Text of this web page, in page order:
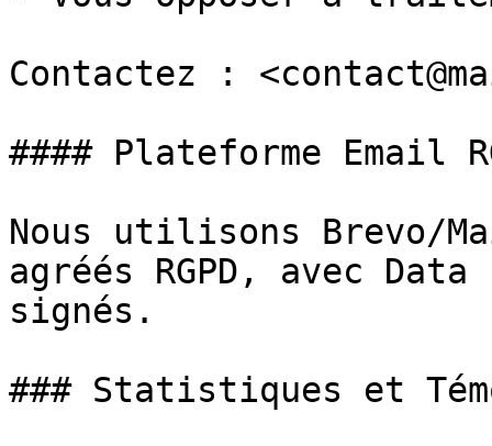
Contactez :
#### Plateforme Email
Nous utilisons Brevo/
agréés RGPD, avec
signés.
### Statistiques et